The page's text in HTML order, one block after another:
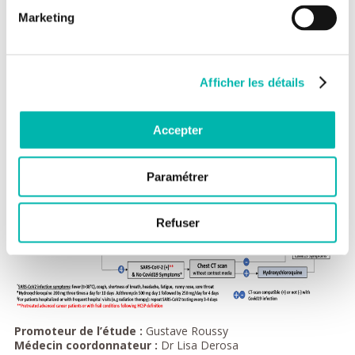
Marketing
Afficher les détails
Accepter
Paramétrer
Refuser
sera proposé aux patients SARS-CoV-2 positifs et présentant
des symptômes de Covid-19 pour sa fonction antivirale mais
Promoteur de l’étude : Gustave Roussy
Médecin coordonnateur : Dr Lisa Derosa